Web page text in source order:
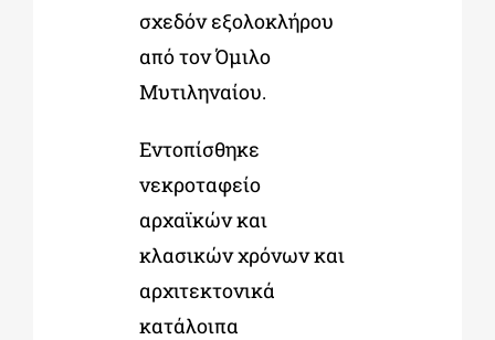
σχεδόν εξολοκλήρου
από τον Όμιλο
Μυτιληναίου.
Εντοπίσθηκε
νεκροταφείο
αρχαϊκών και
κλασικών χρόνων και
αρχιτεκτονικά
κατάλοιπα